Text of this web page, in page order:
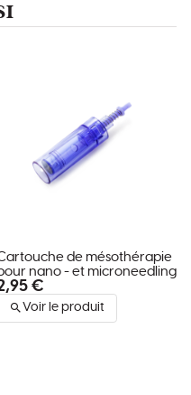
de mésothérapie
nano - et microneedling
€
Voir le produit